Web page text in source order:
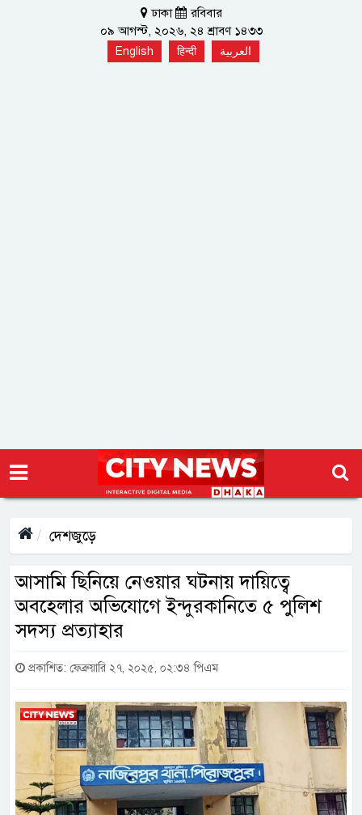
ঢাকা
রবিবার
০৯ আগস্ট, ২০২৬, ২৪ শ্রাবণ ১৪৩৩
English हिन्दी العربية
দেশজুড়ে
আসামি ছিনিয়ে নেওয়ার ঘটনায় দায়িত্বে
অবহেলার অভিযোগে ইন্দুরকানিতে ৫ পুলিশ
সদস্য প্রত্যাহার
প্রকাশিত: ফেব্রুয়ারি ২৭, ২০২৫, ০২:৩৪ পিএম